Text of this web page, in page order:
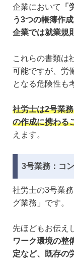
企業において
う3つの帳簿作
企業では就業規
これらの書類は
可能ですが、労
となる危険性も
社労士は2号業
の作成に携わる
えます。
3号業務：コ
社労士の3号業
グ業務」です。
先ほどもお伝え
ワーク環境の整
定など、既存の